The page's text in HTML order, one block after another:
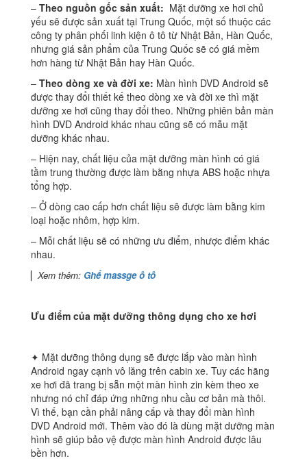
– Theo nguồn gốc sản xuất: Mặt dưỡng xe hơi chủ
yếu sẽ được sản xuất tại Trung Quốc, một số thuộc các
công ty phân phối linh kiện ô tô từ Nhật Bản, Hàn Quốc,
nhưng giá sản phẩm của Trung Quốc sẽ có giá mềm
hơn hàng từ Nhật Bản hay Hàn Quốc.
– Theo dòng xe và đời xe: Màn hình DVD Android sẽ
được thay đổi thiết kế theo dòng xe và đời xe thì mặt
dưỡng xe hơi cũng thay đổi theo. Những phiên bản màn
hình DVD Android khác nhau cũng sẽ có mẫu mặt
dưỡng khác nhau.
– Hiện nay, chất liệu của mặt dưỡng màn hình có giá
tầm trung thường được làm bằng nhựa ABS hoặc nhựa
tổng hợp.
– Ở dòng cao cấp hơn chất liệu sẽ được làm bằng kim
loại hoặc nhôm, hợp kim.
– Mỗi chất liệu sẽ có những ưu điểm, nhược điểm khác
nhau.
▏ Xem thêm: Ghế massge ô tô
Ưu điểm của mặt dưỡng thông dụng cho xe hơi
✦ Mặt dưỡng thông dụng sẽ được lắp vào màn hình
Android ngay cạnh vô lăng trên cabin xe. Tuy các hãng
xe hơi đã trang bị sẵn một màn hình zin kèm theo xe
nhưng nó chỉ đáp ứng những nhu cầu cơ bản mà thôi.
Vì thế, bạn cần phải nâng cấp và thay đổi màn hình
DVD Android mới. Thêm vào đó là dùng mặt dưỡng màn
hình sẽ giúp bảo vệ được màn hình Android được lâu
bền hơn.